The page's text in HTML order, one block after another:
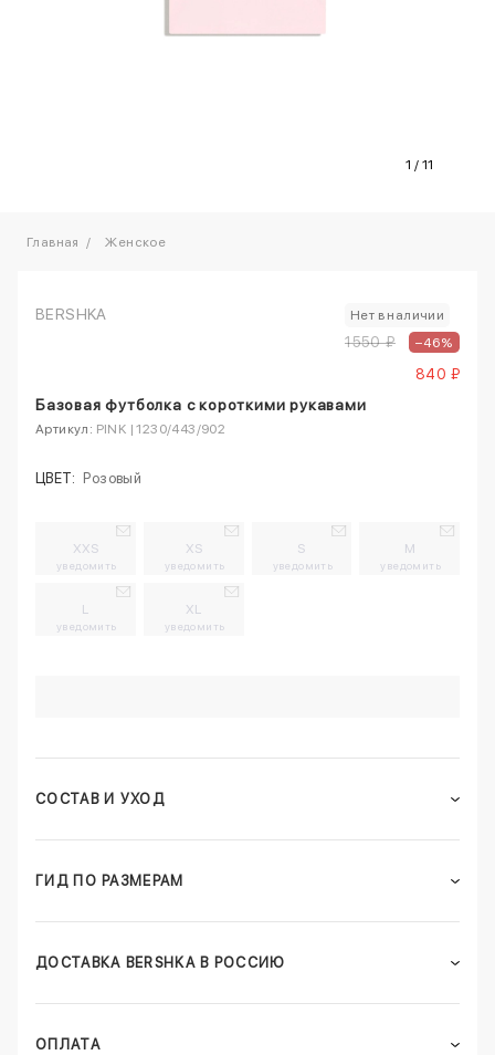
1 / 11
Главная Женское
BERSHKA Нет в наличии
1550 ₽ –46%
840 ₽
Базовая футболка с короткими рукавами
Артикул: PINK | 1230/443/902
ЦВЕТ: Розовый
XXS
уведомить
XS
уведомить
S
уведомить
M
уведомить
L
уведомить
XL
уведомить
СОСТАВ И УХОД
ГИД ПО РАЗМЕРАМ
ДОСТАВКА BERSHKA В РОССИЮ
ОПЛАТА